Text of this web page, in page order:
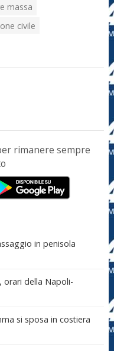
massa
civile
rimanere sempre
in penisola
orari della Napoli-
si sposa in costiera